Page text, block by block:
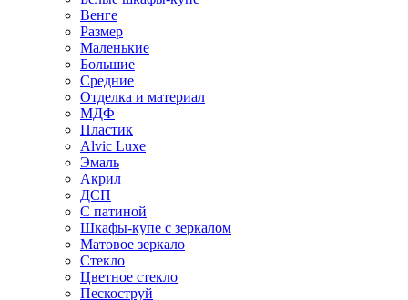
Венге
Размер
Маленькие
Большие
Средние
Отделка и материал
МДФ
Пластик
Alvic Luxe
Эмаль
Акрил
ДСП
С патиной
Шкафы-купе с зеркалом
Матовое зеркало
Стекло
Цветное стекло
Пескоструй